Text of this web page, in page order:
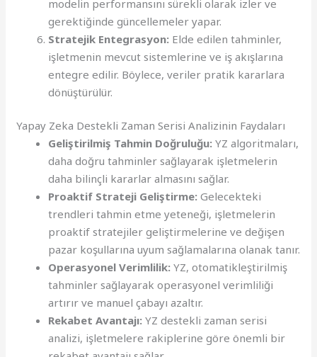
modelin performansını sürekli olarak izler ve
gerektiğinde güncellemeler yapar.
Stratejik Entegrasyon: Elde edilen tahminler,
işletmenin mevcut sistemlerine ve iş akışlarına
entegre edilir. Böylece, veriler pratik kararlara
dönüştürülür.
Yapay Zeka Destekli Zaman Serisi Analizinin Faydaları
Geliştirilmiş Tahmin Doğruluğu: YZ algoritmaları,
daha doğru tahminler sağlayarak işletmelerin
daha bilinçli kararlar almasını sağlar.
Proaktif Strateji Geliştirme: Gelecekteki
trendleri tahmin etme yeteneği, işletmelerin
proaktif stratejiler geliştirmelerine ve değişen
pazar koşullarına uyum sağlamalarına olanak tanır.
Operasyonel Verimlilik: YZ, otomatikleştirilmiş
tahminler sağlayarak operasyonel verimliliği
artırır ve manuel çabayı azaltır.
Rekabet Avantajı: YZ destekli zaman serisi
analizi, işletmelere rakiplerine göre önemli bir